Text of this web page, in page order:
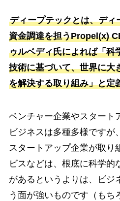
ディープテックとは、ディ
資金調達を担うPropel(x)
ゥルベディ氏によれば「科
技術に基づいて、世界に大
を解決する取り組み」と定
ベンチャー企業やスタート
ビジネスは多種多様ですが
スタートアップ企業が取り
ビスなどは、根底に科学的
があるというよりは、ビジ
う面が強いものです（もち